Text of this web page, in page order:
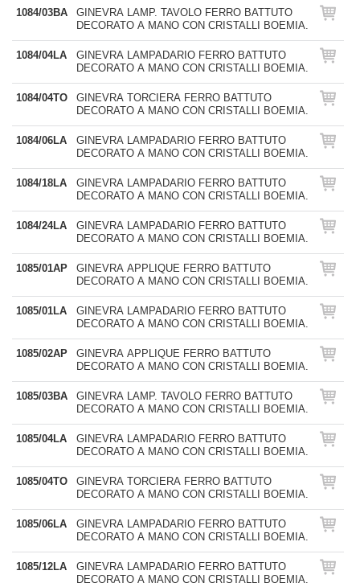
1084/03BA
GINEVRA LAMP. TAVOLO FERRO BATTUTO
DECORATO A MANO CON CRISTALLI BOEMIA.
1084/04LA
GINEVRA LAMPADARIO FERRO BATTUTO
DECORATO A MANO CON CRISTALLI BOEMIA.
1084/04TO
GINEVRA TORCIERA FERRO BATTUTO
DECORATO A MANO CON CRISTALLI BOEMIA.
1084/06LA
GINEVRA LAMPADARIO FERRO BATTUTO
DECORATO A MANO CON CRISTALLI BOEMIA.
1084/18LA
GINEVRA LAMPADARIO FERRO BATTUTO
DECORATO A MANO CON CRISTALLI BOEMIA.
1084/24LA
GINEVRA LAMPADARIO FERRO BATTUTO
DECORATO A MANO CON CRISTALLI BOEMIA.
1085/01AP
GINEVRA APPLIQUE FERRO BATTUTO
DECORATO A MANO CON CRISTALLI BOEMIA.
1085/01LA
GINEVRA LAMPADARIO FERRO BATTUTO
DECORATO A MANO CON CRISTALLI BOEMIA.
1085/02AP
GINEVRA APPLIQUE FERRO BATTUTO
DECORATO A MANO CON CRISTALLI BOEMIA.
1085/03BA
GINEVRA LAMP. TAVOLO FERRO BATTUTO
DECORATO A MANO CON CRISTALLI BOEMIA.
1085/04LA
GINEVRA LAMPADARIO FERRO BATTUTO
DECORATO A MANO CON CRISTALLI BOEMIA.
1085/04TO
GINEVRA TORCIERA FERRO BATTUTO
DECORATO A MANO CON CRISTALLI BOEMIA.
1085/06LA
GINEVRA LAMPADARIO FERRO BATTUTO
DECORATO A MANO CON CRISTALLI BOEMIA.
1085/12LA
GINEVRA LAMPADARIO FERRO BATTUTO
DECORATO A MANO CON CRISTALLI BOEMIA.